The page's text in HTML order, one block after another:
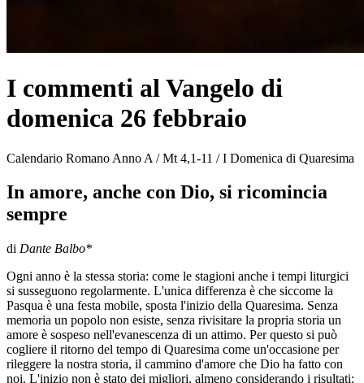
I commenti al Vangelo di
domenica 26 febbraio
Calendario Romano Anno A / Mt 4,1-11 / I Domenica di Quaresima
In amore, anche con Dio, si ricomincia
sempre
di Dante Balbo*
Ogni anno è la stessa storia: come le stagioni anche i tempi liturgici
si susseguono regolarmente. L'unica differenza è che siccome la
Pasqua è una festa mobile, sposta l'inizio della Quaresima. Senza
memoria un popolo non esiste, senza rivisitare la propria storia un
amore è sospeso nell'evanescenza di un attimo. Per questo si può
cogliere il ritorno del tempo di Quaresima come un'occasione per
rileggere la nostra storia, il cammino d'amore che Dio ha fatto con
noi. L'inizio non è stato dei migliori, almeno considerando i risultati: